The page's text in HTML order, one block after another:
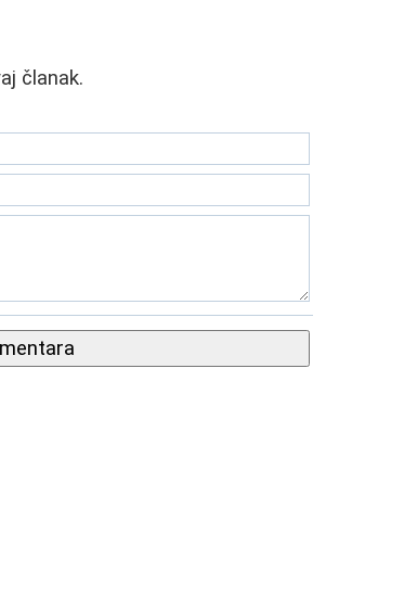
članak.